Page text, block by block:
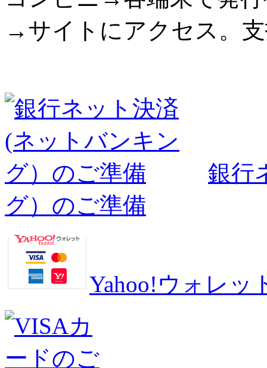
→サイトにアクセス。
銀行
グ）のご準備
Yahoo!ウォレッ